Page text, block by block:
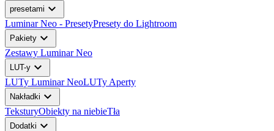
presetami expand_more
Luminar Neo - PresetyPresety do Lightroom
Pakiety expand_more
Zestawy Luminar Neo
LUT-y expand_more
LUTy Luminar NeoLUTy Aperty
Nakładki expand_more
TeksturyObiekty na niebieTła
Dodatki expand_more